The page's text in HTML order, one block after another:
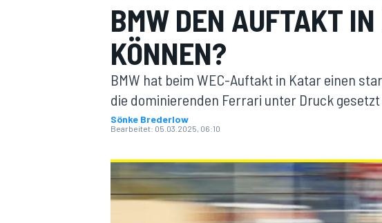
MOTOGP
BMW DEN AUFTAKT
KÖNNEN?
BMW hat beim WEC-Auftakt in Katar einen
die dominierenden Ferrari unter Druck
Sönke Brederlow
Bearbeitet: 05.03.2025, 06:10